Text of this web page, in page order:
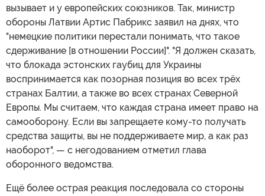
вызывает и у европейских союзников. Так, министр
обороны Латвии Артис Пабрикс заявил на днях, что
"немецкие политики перестали понимать, что такое
сдерживание [в отношении России]". "Я должен сказать,
что блокада эстонских гаубиц для Украины
воспринимается как позорная позиция во всех трёх
странах Балтии, а также во всех странах Северной
Европы. Мы считаем, что каждая страна имеет право на
самооборону. Если вы запрещаете кому-то получать
средства защиты, вы не поддерживаете мир, а как раз
наоборот", — с негодованием отметил глава
оборонного ведомства.
Ещё более острая реакция последовала со стороны